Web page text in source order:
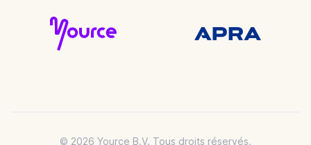
© 2026 Yource B.V. Tous droits réservés.